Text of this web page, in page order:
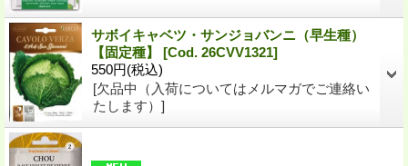
サボイキャベツ・サンジョバンニ（早生種）
【固定種】 [Cod. 26CVV1321]
550円(税込)
[欠品中（入荷についてはメルマガでご連絡い
たします）]